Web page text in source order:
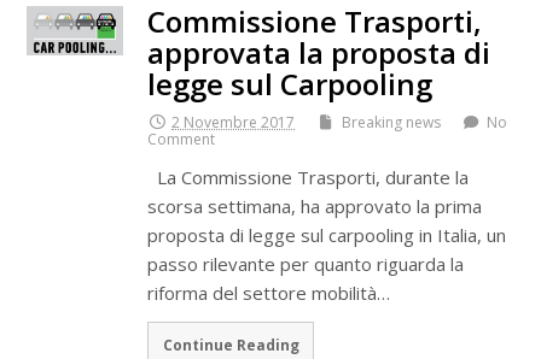
Commissione Trasporti,
approvata la proposta di
legge sul Carpooling
2 Novembre 2017 Breaking news
No
Comment
La Commissione Trasporti, durante la
scorsa settimana, ha approvato la prima
proposta di legge sul carpooling in Italia, un
passo rilevante per quanto riguarda la
riforma del settore mobilità…
Continue Reading